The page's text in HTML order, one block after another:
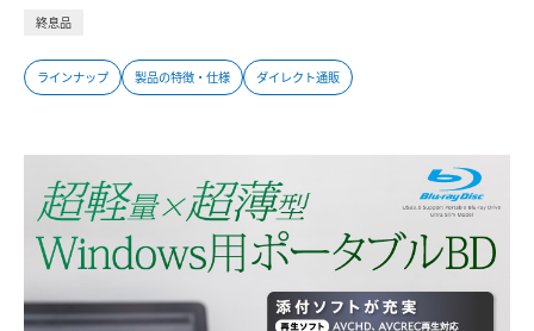
終息品
ラインナップ 製品の特徴・仕様 ダイレクト通販